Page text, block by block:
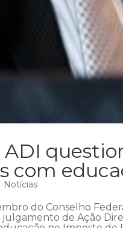
ADI
com
Notícias
do Conselho
de Ação